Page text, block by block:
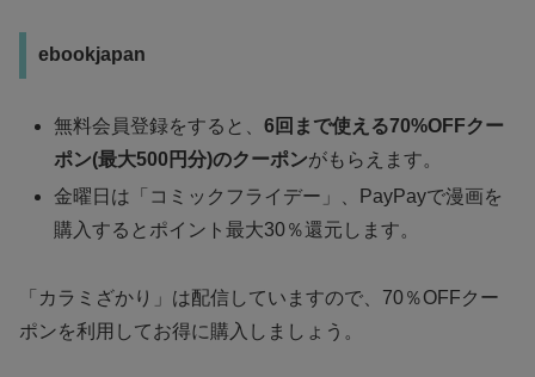
ebookjapan
無料会員登録をすると、6回まで使える70%OFFクー
ポン(最大500円分)のクーポンがもらえます。
金曜日は「コミックフライデー」、PayPayで漫画を
購入するとポイント最大30％還元します。
「カラミざかり」は配信していますので、70％OFFクー
ポンを利用してお得に購入しましょう。